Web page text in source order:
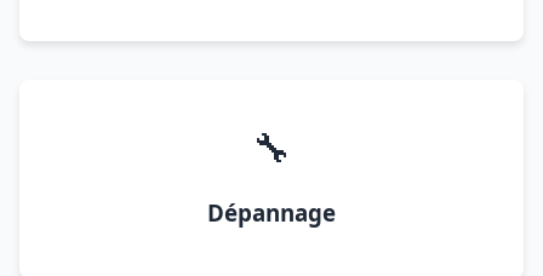
🔧
Dépannage